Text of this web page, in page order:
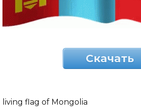
Скачать
living flag of Mongolia